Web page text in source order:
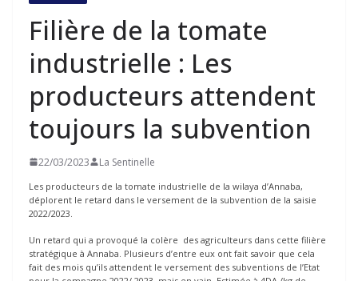
Filière de la tomate
industrielle : Les
producteurs attendent
toujours la subvention
22/03/2023 La Sentinelle
Les producteurs de la tomate industrielle de la wilaya d’Annaba,
déplorent le retard dans le versement de la subvention de la saisie
2022/2023.
Un retard qui a provoqué la colère des agriculteurs dans cette filière
stratégique à Annaba. Plusieurs d’entre eux ont fait savoir que cela
fait des mois qu’ils attendent le versement des subventions de l’Etat